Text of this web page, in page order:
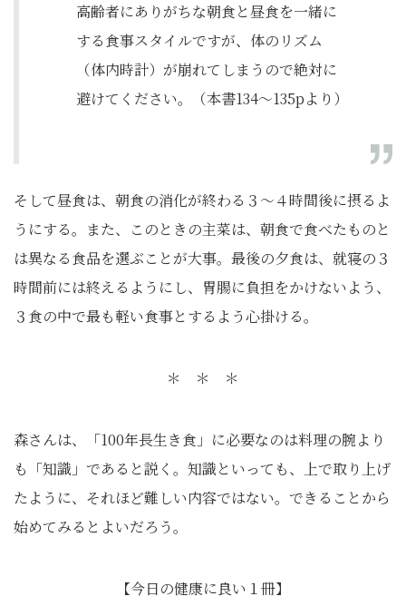
高齢者にありがちな朝食と昼食を一緒に
する食事スタイルですが、体のリズム
（体内時計）が崩れてしまうので絶対に
避けてください。（本書134～135pより）
そして昼食は、朝食の消化が終わる３～４時間後に摂るよ
うにする。また、このときの主菜は、朝食で食べたものと
は異なる食品を選ぶことが大事。最後の夕食は、就寝の３
時間前には終えるようにし、胃腸に負担をかけないよう、
３食の中で最も軽い食事とするよう心掛ける。
＊ ＊ ＊
森さんは、「100年長生き食」に必要なのは料理の腕より
も「知識」であると説く。知識といっても、上で取り上げ
たように、それほど難しい内容ではない。できることから
始めてみるとよいだろう。
【今日の健康に良い１冊】